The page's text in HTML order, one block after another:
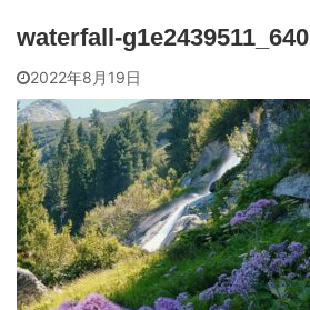
waterfall-g1e2439511_640
2022年8月19日